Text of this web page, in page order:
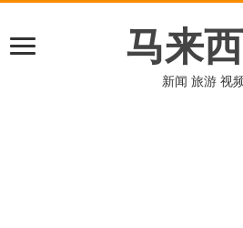
马来
新闻 旅游 视